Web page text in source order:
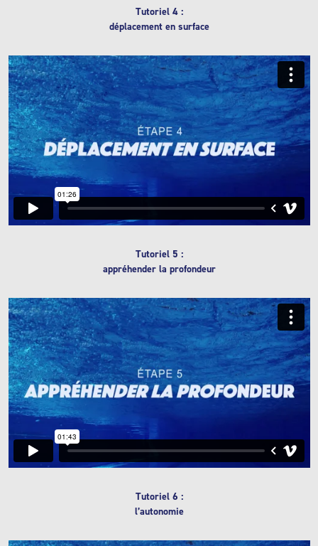
Tutoriel 4 :
déplacement en surface
Tutoriel 5 :
appréhender la profondeur
Tutoriel 6 :
l’autonomie